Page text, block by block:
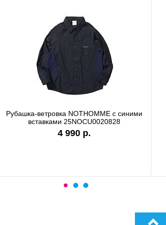
Рубашка-ветровка NOTHOMME с синими
вставками 25NOCU0020828
4 990 р.